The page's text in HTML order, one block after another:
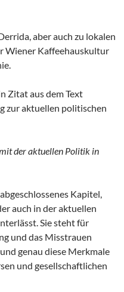
aber auch zu lokalen
Wiener Kaffeehauskultur
Zitat aus dem Text
zur aktuellen politischen
der aktuellen Politik in
Kapitel,
auch in der aktuellen
Sie steht für
und das Misstrauen
genau diese Merkmale
und gesellschaftlichen